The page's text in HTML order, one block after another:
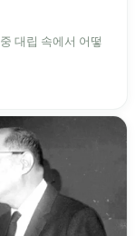
대립 속에서 어떻